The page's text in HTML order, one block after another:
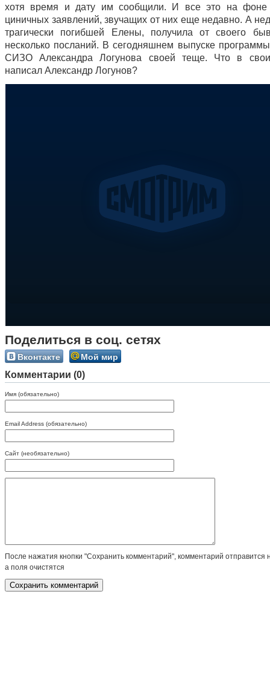
хотя время и дату им сообщили. И все это на фоне
циничных заявлений, звучащих от них еще недавно. А
трагически погибшей Елены, получила от своего
несколько посланий. В сегодняшнем выпуске
СИЗО Александра Логунова своей теще. Что в
написал Александр Логунов?
Поделиться в соц. сетях
Вконтакте Мой мир
Комментарии (0)
Имя (обязательно)
Email Address (обязательно)
Сайт (необязательно)
После нажатия кнопки "Сохранить комментарий", комментарий отправится
а поля очистятся